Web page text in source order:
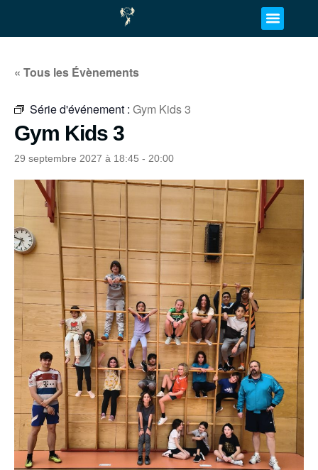
« Tous les Évènements
Série d'événement : Gym Kids 3
Gym Kids 3
29 septembre 2027 à 18:45 - 20:00